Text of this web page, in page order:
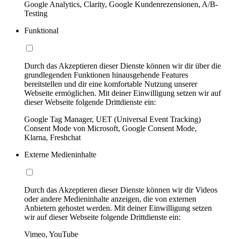
Google Analytics, Clarity, Google Kundenrezensionen, A/B-
Testing
Funktional
Durch das Akzeptieren dieser Dienste können wir dir über die
grundlegenden Funktionen hinausgehende Features
bereitstellen und dir eine komfortable Nutzung unserer
Webseite ermöglichen. Mit deiner Einwilligung setzen wir auf
dieser Webseite folgende Drittdienste ein:
Google Tag Manager, UET (Universal Event Tracking)
Consent Mode von Microsoft, Google Consent Mode,
Klarna, Freshchat
Externe Medieninhalte
Durch das Akzeptieren dieser Dienste können wir dir Videos
oder andere Medieninhalte anzeigen, die von externen
Anbietern gehostet werden. Mit deiner Einwilligung setzen
wir auf dieser Webseite folgende Drittdienste ein:
Vimeo, YouTube